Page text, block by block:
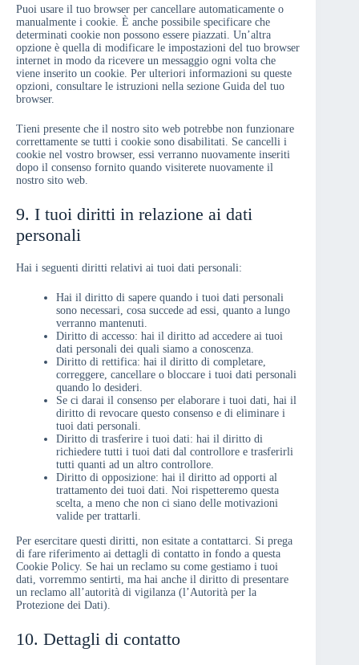
Puoi usare il tuo browser per cancellare automaticamente o
manualmente i cookie. È anche possibile specificare che
determinati cookie non possono essere piazzati. Un’altra
opzione è quella di modificare le impostazioni del tuo browser
internet in modo da ricevere un messaggio ogni volta che
viene inserito un cookie. Per ulteriori informazioni su queste
opzioni, consultare le istruzioni nella sezione Guida del tuo
browser.
Tieni presente che il nostro sito web potrebbe non funzionare
correttamente se tutti i cookie sono disabilitati. Se cancelli i
cookie nel vostro browser, essi verranno nuovamente inseriti
dopo il consenso fornito quando visiterete nuovamente il
nostro sito web.
9. I tuoi diritti in relazione ai dati
personali
Hai i seguenti diritti relativi ai tuoi dati personali:
Hai il diritto di sapere quando i tuoi dati personali
sono necessari, cosa succede ad essi, quanto a lungo
verranno mantenuti.
Diritto di accesso: hai il diritto ad accedere ai tuoi
dati personali dei quali siamo a conoscenza.
Diritto di rettifica: hai il diritto di completare,
correggere, cancellare o bloccare i tuoi dati personali
quando lo desideri.
Se ci darai il consenso per elaborare i tuoi dati, hai il
diritto di revocare questo consenso e di eliminare i
tuoi dati personali.
Diritto di trasferire i tuoi dati: hai il diritto di
richiedere tutti i tuoi dati dal controllore e trasferirli
tutti quanti ad un altro controllore.
Diritto di opposizione: hai il diritto ad opporti al
trattamento dei tuoi dati. Noi rispetteremo questa
scelta, a meno che non ci siano delle motivazioni
valide per trattarli.
Per esercitare questi diritti, non esitate a contattarci. Si prega
di fare riferimento ai dettagli di contatto in fondo a questa
Cookie Policy. Se hai un reclamo su come gestiamo i tuoi
dati, vorremmo sentirti, ma hai anche il diritto di presentare
un reclamo all’autorità di vigilanza (l’Autorità per la
Protezione dei Dati).
10. Dettagli di contatto